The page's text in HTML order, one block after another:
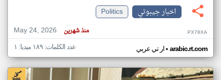
اخبار جيبوتي
Politics
May 24, 2026
منذ شهرين PX78XA
ار تي عربي• arabic.rt.com عدد الكلمات: ١٨٩ ميديا: ١